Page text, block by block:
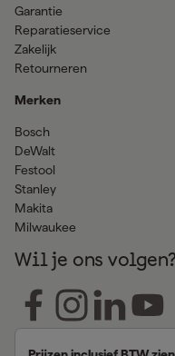
Garantie
Reparatieservice
Zakelijk
Retourneren
Merken
Bosch
DeWalt
Festool
Stanley
Makita
Milwaukee
Wil je ons volgen?